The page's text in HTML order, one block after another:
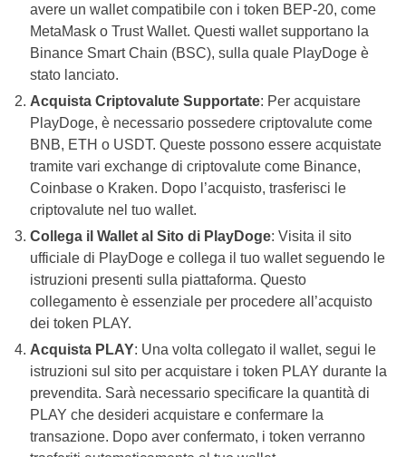
avere un wallet compatibile con i token BEP-20, come
MetaMask o Trust Wallet. Questi wallet supportano la
Binance Smart Chain (BSC), sulla quale PlayDoge è
stato lanciato.
Acquista Criptovalute Supportate: Per acquistare
PlayDoge, è necessario possedere criptovalute come
BNB, ETH o USDT. Queste possono essere acquistate
tramite vari exchange di criptovalute come Binance,
Coinbase o Kraken. Dopo l’acquisto, trasferisci le
criptovalute nel tuo wallet.
Collega il Wallet al Sito di PlayDoge: Visita il sito
ufficiale di PlayDoge e collega il tuo wallet seguendo le
istruzioni presenti sulla piattaforma. Questo
collegamento è essenziale per procedere all’acquisto
dei token PLAY.
Acquista PLAY: Una volta collegato il wallet, segui le
istruzioni sul sito per acquistare i token PLAY durante la
prevendita. Sarà necessario specificare la quantità di
PLAY che desideri acquistare e confermare la
transazione. Dopo aver confermato, i token verranno